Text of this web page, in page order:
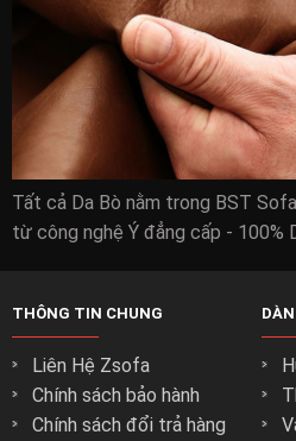
sẳn tại kho của công ty)
Các khu vực còn lại của thành
Quận 12, Huyện Nhà Bè, Huyện
nhận hàng sau 2 ngày làm việc.
Tất cả Da Bò nằm trong BST
từ công nghệ Ý đẳng cấp - 100%
THÔNG TIN CHUNG
Liên Hệ Zsofa
Chính sách bảo hành
Chính sách đổi trả hàng